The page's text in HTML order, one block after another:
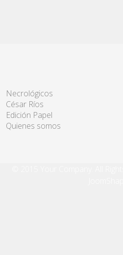
Necrológicos
César Ríos
Edición Papel
Quienes somos